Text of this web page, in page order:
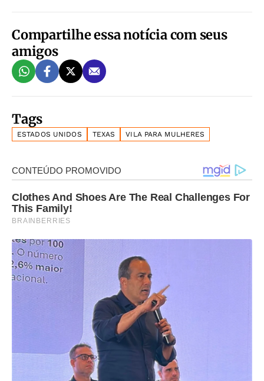
Compartilhe essa notícia com seus
amigos
Tags
ESTADOS UNIDOS TEXAS VILA PARA MULHERES